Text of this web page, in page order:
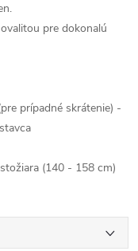
pre dokonalú
prípadné skrátenie) -
(140 - 158 cm)